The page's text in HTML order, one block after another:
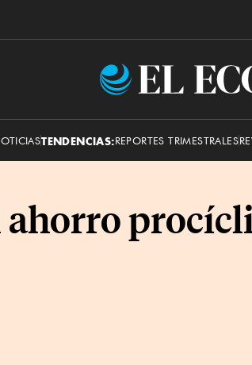
TENDENCIAS:REPORTES TRIMESTRALES
ahorro